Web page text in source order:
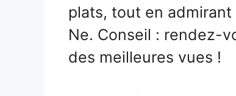
plats, tout en
Ne. Conseil : rendez-
des meilleures vues !